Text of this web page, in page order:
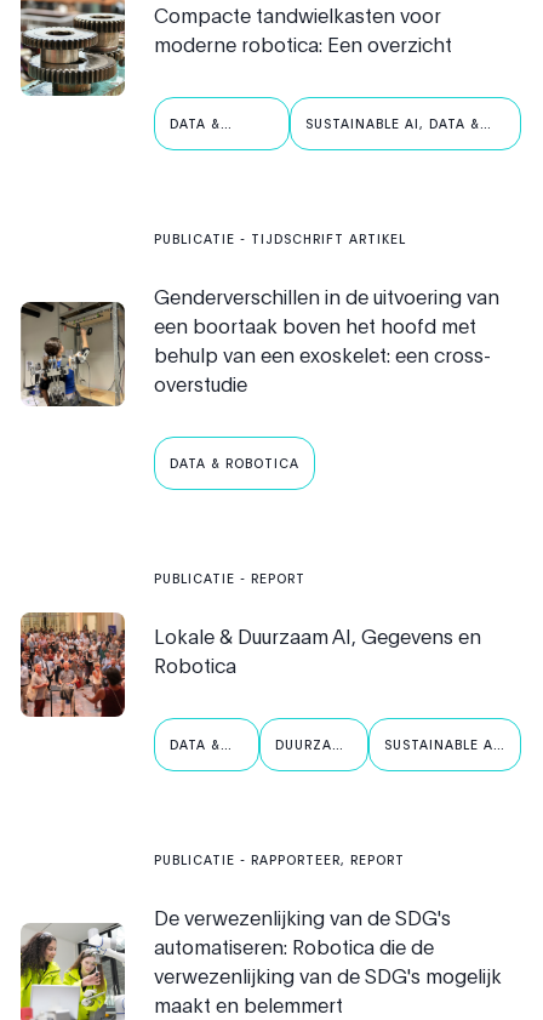
Compacte tandwielkasten voor
moderne robotica: Een overzicht
DATA &
SUSTAINABLE AI, DATA &
PUBLICATIE - TIJDSCHRIFT ARTIKEL
Genderverschillen in de uitvoering van
een boortaak boven het hoofd met
behulp van een exoskelet: een cross-
overstudie
DATA & ROBOTICA
PUBLICATIE - REPORT
Lokale & Duurzaam AI, Gegevens en
Robotica
DATA &
DUURZAME
SUSTAINABLE AI,
PUBLICATIE - RAPPORTEER, REPORT
De verwezenlijking van de SDG's
automatiseren: Robotica die de
verwezenlijking van de SDG's mogelijk
maakt en belemmert